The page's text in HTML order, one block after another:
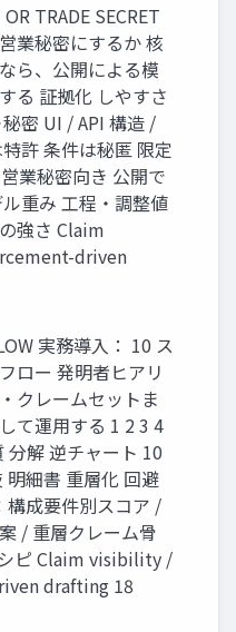
TRADE SECRET
業秘密にするか 核
ら、公開による模
る 証拠化 しやすさ
密 UI / API 構造 /
許 条件は秘匿 限定
業秘密向き 公開で
重み 工程・調整値
強さ Claim
driven
実務導入： 10 ス
ロー 発明者ヒアリ
クレームセットま
て運用する 1 2 3 4
分解 逆チャート 10
明細書 重層化 回避
構成要件別スコア /
/ 重層クレーム骨
ピ Claim visibility /
drafting 18